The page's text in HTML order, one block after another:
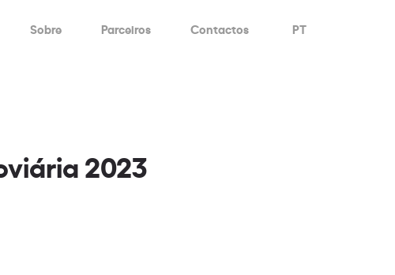
Sobre Parceiros Contactos PT
2023